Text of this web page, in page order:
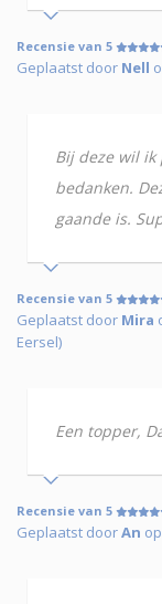
Recensie van 5
Geplaatst door Nell
Bij deze wil
bedanken.
gaande is.
Recensie van 5
Geplaatst door Mira
Eersel)
Een topper,
Recensie van 5
Geplaatst doorAn